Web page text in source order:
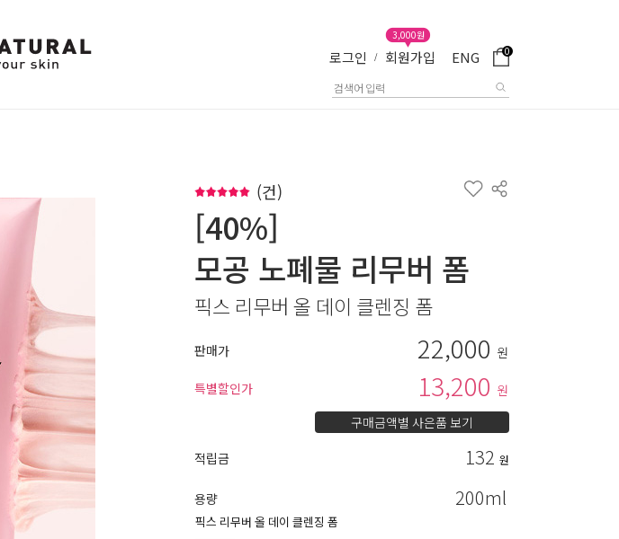
로그인 / 회원가입
3,000원
ENG 0
(건)
[40%]
모공 노폐물 리무버 폼
픽스 리무버 올 데이 클렌징 폼
판매가 22,000 원
특별할인가
13,200 원
구매금액별 사은품 보기
적립금
132 원
용량 200ml
픽스 리무버 올 데이 클렌징 폼